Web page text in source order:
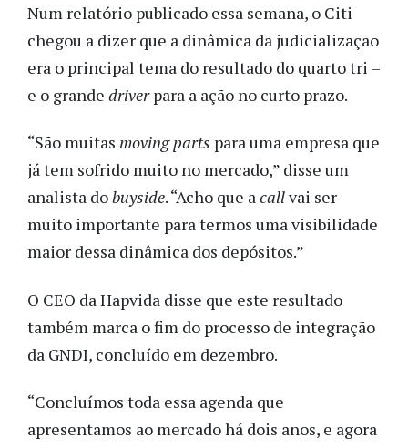
Num relatório publicado essa semana, o Citi
chegou a dizer que a dinâmica da judicialização
era o principal tema do resultado do quarto tri –
e o grande driverpara a ação no curto prazo.
“São muitas moving parts para uma empresa que
já tem sofrido muito no mercado,” disse um
analista dobuyside. “Acho que acallvai ser
muito importante para termos uma visibilidade
maior dessa dinâmica dos depósitos.”
O CEO da Hapvida disse que este resultado
também marca o fim do processo de integração
da GNDI, concluído em dezembro.
“Concluímos toda essa agenda que
apresentamos ao mercado há dois anos, e agora